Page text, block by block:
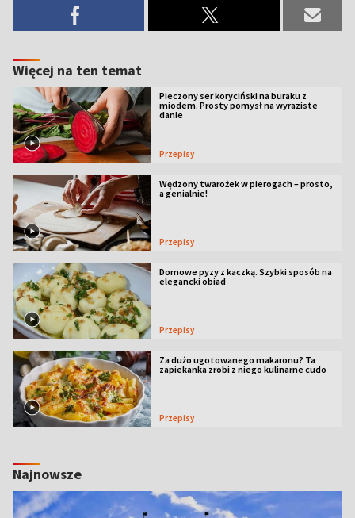
Więcej na ten temat
Pieczony ser koryciński na buraku z
miodem. Prosty pomysł na wyraziste
danie
Przepisy
Wędzony twarożek w pierogach – prosto,
a genialnie!
Przepisy
Domowe pyzy z kaczką. Szybki sposób na
elegancki obiad
Przepisy
Za dużo ugotowanego makaronu? Ta
zapiekanka zrobi z niego kulinarne cudo
Przepisy
Najnowsze